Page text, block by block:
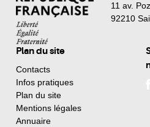
11 av.
92210
Plan du site
Contacts
Infos pratiques
Plan du site
Mentions légales
Annuaire